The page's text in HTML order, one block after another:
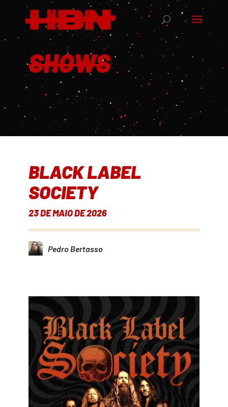
SHOWS
BLACK LABEL
SOCIETY
23 DE MAIO DE 2026
Pedro Bertasso